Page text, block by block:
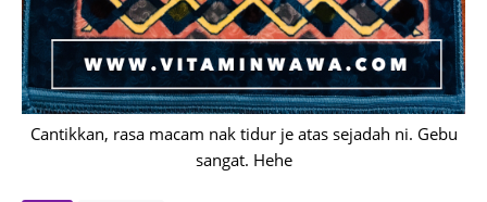
Cantikkan, rasa macam nak tidur je atas sejadah ni. Gebu
sangat. Hehe